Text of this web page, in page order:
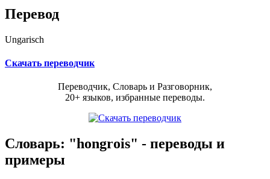
Перевод
Ungarisch
Скачать переводчик
Переводчик, Словарь и Разговорник,
20+ языков, избранные переводы.
Словарь: "hongrois" - переводы и
примеры